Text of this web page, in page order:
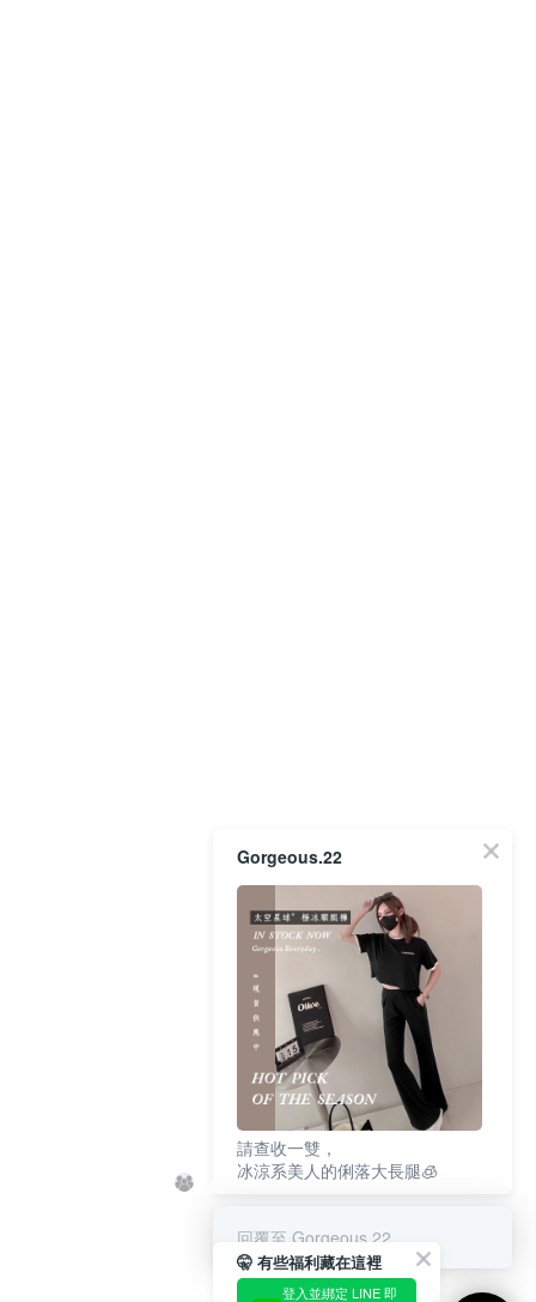
Gorgeous.22
請查收一雙，
冰涼系美人的俐落大長腿🧊
回覆至 Gorgeous.22
🤫 有些福利藏在這裡
登入並綁定 LINE 即